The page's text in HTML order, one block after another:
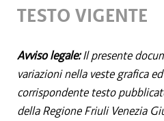
TESTO VIGENTE
Avviso legale:Il presente
variazioni nella veste grafica
corrispondente testo
della Regione Friuli Venezia